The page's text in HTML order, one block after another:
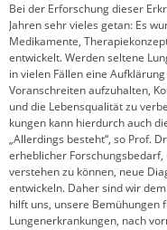
Bei der Erforschung dieser
Jahren sehr vieles getan: Es
Medikamente,
entwickelt. Werden seltene
in vielen Fällen eine
Voranschreiten aufzuhalten,
und die Lebensqualität zu
kungen kann hierdurch auch
„Allerdings besteht“, so Prof.
erheblicher
verstehen zu können, neue
entwickeln. Daher sind wir
hilft uns, unsere Bemühungen
Lungenerkrankungen, nach